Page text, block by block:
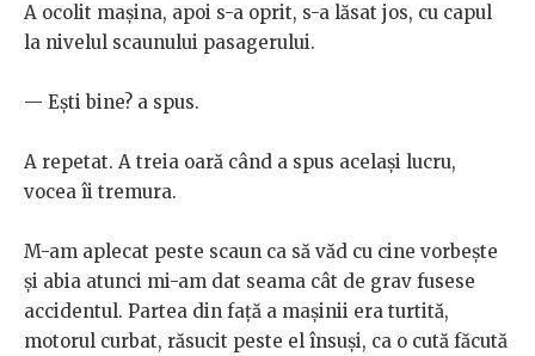
A ocolit mașina, apoi s-a oprit, s-a lăsat jos, cu capul
la nivelul scaunului pasagerului.
— Ești bine? a spus.
A repetat. A treia oară când a spus același lucru,
vocea îi tremura.
M-am aplecat peste scaun ca să văd cu cine vorbește
și abia atunci mi-am dat seama cât de grav fusese
accidentul. Partea din față a mașinii era turtită,
motorul curbat, răsucit peste el însuși, ca o cută făcută